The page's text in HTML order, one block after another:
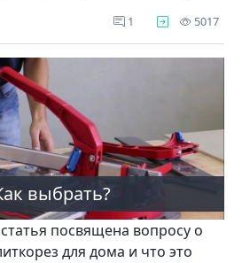
1 5017
выбрать?
посвящена вопросу о
для дома и что это